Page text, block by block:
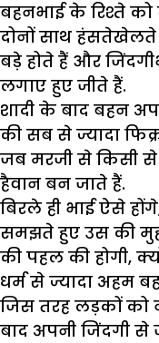
बहनभाई के रिश्ते को
दोनों साथ
बड़े होते हैं और
लगाए हुए जीते हैं.
शादी के बाद बहन
की सब से ज्यादा
जब मरजी से किसी से
हैवान बन जाते हैं.
बिरले ही भाई ऐसे
समझते हुए उस की
की पहल की होगी,
धर्म से ज्यादा अहम
जिस तरह लड़कों को
बाद अपनी जिंदगी